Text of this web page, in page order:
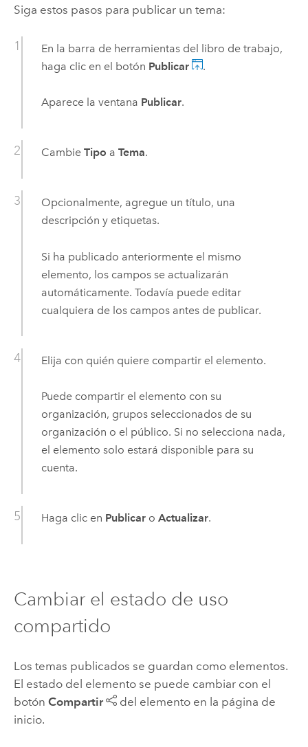
Siga estos pasos para publicar un tema:
En la barra de herramientas del libro de trabajo,
haga clic en el botón Publicar .
Aparece la ventana Publicar.
Cambie Tipo a Tema.
Opcionalmente, agregue un título, una
descripción y etiquetas.
Si ha publicado anteriormente el mismo
elemento, los campos se actualizarán
automáticamente. Todavía puede editar
cualquiera de los campos antes de publicar.
Elija con quién quiere compartir el elemento.
Puede compartir el elemento con su
organización, grupos seleccionados de su
organización o el público. Si no selecciona nada,
el elemento solo estará disponible para su
cuenta.
Haga clic en Publicaro Actualizar.
Cambiar el estado de uso
compartido
Los temas publicados se guardan como elementos.
El estado del elemento se puede cambiar con el
botón Compartir
del elemento en la página de
inicio.